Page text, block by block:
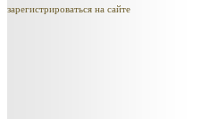
зарегистрироваться на сайте